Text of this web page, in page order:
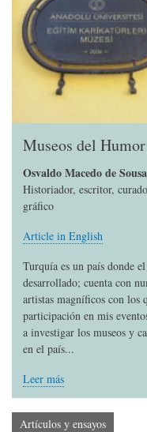
Museos del
Osvaldo Macedo de Sousa
Historiador, escritor,
gráfico
Article in English
Turquía es un país donde
desarrollado; cuenta con
artistas magníficos con los
participación en mis
a investigar los museos y
en el país...
Leer más
Artículos y ensayos